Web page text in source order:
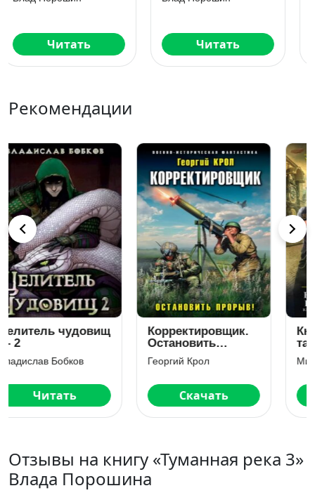
Читать Скачать
Рекомендации
Книгоходцы и
механического
бога
Милена Завойчинская
Скачать
Игра Хаоса. Право
на жизнь. Книга
третья
Алексей Свадковский
Скачать
Отзывы на книгу «Туманная река 3»
Влада Порошина